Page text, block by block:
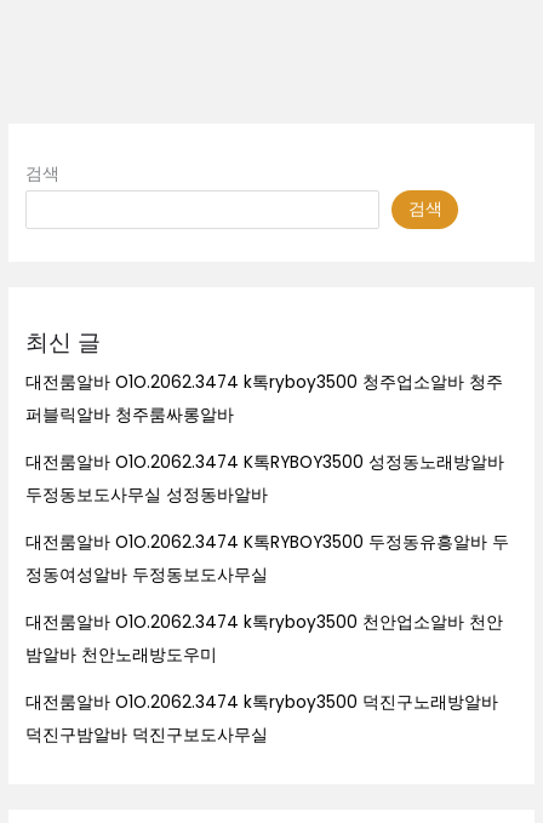
검색
검색
최신 글
대전룸알바 O1O.2062.3474 k톡ryboy3500 청주업소알바 청주
퍼블릭알바 청주룸싸롱알바
대전룸알바 O1O.2062.3474 K톡RYBOY3500 성정동노래방알바
두정동보도사무실 성정동바알바
대전룸알바 O1O.2062.3474 K톡RYBOY3500 두정동유흥알바 두
정동여성알바 두정동보도사무실
대전룸알바 O1O.2062.3474 k톡ryboy3500 천안업소알바 천안
밤알바 천안노래방도우미
대전룸알바 O1O.2062.3474 k톡ryboy3500 덕진구노래방알바
덕진구밤알바 덕진구보도사무실